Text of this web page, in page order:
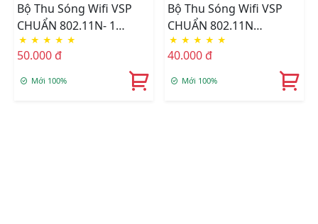
Bộ Thu Sóng Wifi VSP
CHUẨN 802.11N- 1
ANTEN(150Mbps) Tháo
Rời
★ ★ ★ ★ ★
50.000 đ
Mới 100%
Bộ Thu Sóng Wifi VSP
CHUẨN 802.11N
150Mbps
★ ★ ★ ★ ★
40.000 đ
Mới 100%